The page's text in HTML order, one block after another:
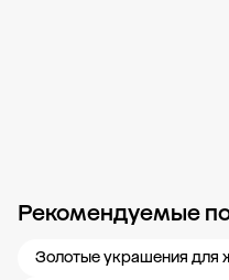
Рекомендуемые
Золотые украшения для
Новости компании Журнал